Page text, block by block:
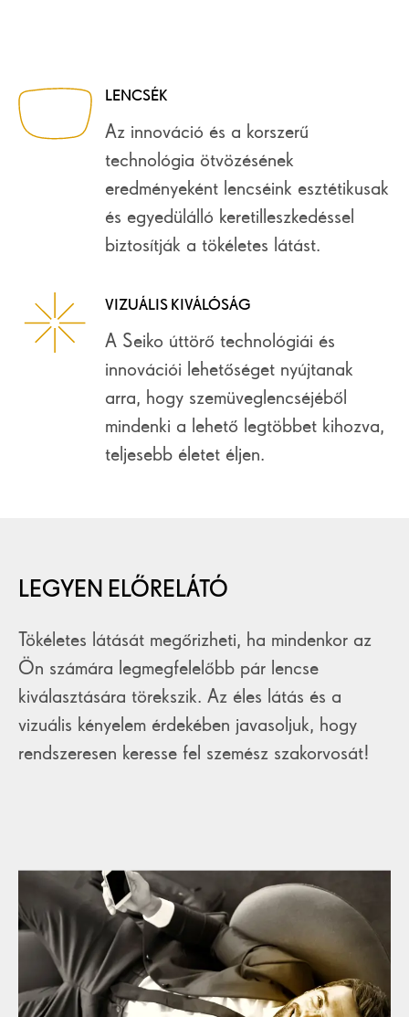
LENCSÉK
Az innováció és a korszerű
technológia ötvözésének
eredményeként lencséink esztétikusak
és egyedülálló keretilleszkedéssel
biztosítják a tökéletes látást.
VIZUÁLIS KIVÁLÓSÁG
A Seiko úttörő technológiái és
innovációi lehetőséget nyújtanak
arra, hogy szemüveglencséjéből
mindenki a lehető legtöbbet kihozva,
teljesebb életet éljen.
LEGYEN ELŐRELÁTÓ
Tökéletes látását megőrizheti, ha mindenkor az
Ön számára legmegfelelőbb pár lencse
kiválasztására törekszik. Az éles látás és a
vizuális kényelem érdekében javasoljuk, hogy
rendszeresen keresse fel szemész szakorvosát!